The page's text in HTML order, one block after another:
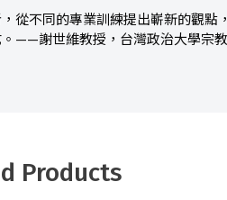
從不同的專業訓練提出嶄新的觀
——謝世維教授，台灣政治大學宗
Products